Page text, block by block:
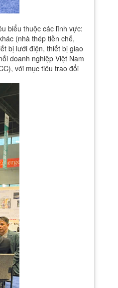
biểu thuộc các lĩnh vực:
(nhà thép tiền chế,
bị lưới điện, thiết bị giao
doanh nghiệp Việt Nam
với mục tiêu trao đổi